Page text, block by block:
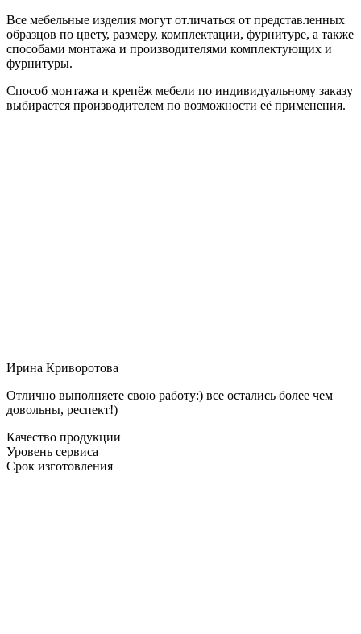
Все мебельные изделия могут отличаться от представленных
образцов по цвету, размеру, комплектации, фурнитуре, а также
способами монтажа и производителями комплектующих и
фурнитуры.
Способ монтажа и крепёж мебели по индивидуальному заказу
выбирается производителем по возможности её применения.
Ирина Криворотова
Отлично выполняете свою работу:) все остались более чем
довольны, респект!)
Качество продукции
Уровень сервиса
Срок изготовления